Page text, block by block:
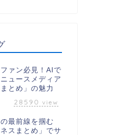
ァン必見！AIで
ュースメディア
まとめ」の魅力
28590 view
最前線を掴む
ネスまとめ」でサ